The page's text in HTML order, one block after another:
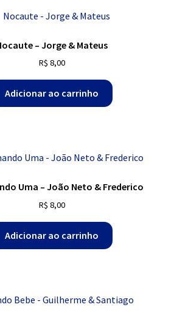
– Jorge & Mateus
R$ 8,00
Adicionar ao carrinho
Uma – João Neto & Frederico
R$ 8,00
Adicionar ao carrinho